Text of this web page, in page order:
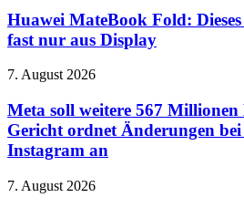
seinen
Rächer
Amerika
Fold:
Dieses
Notebook
fast
aus
Display
Huawei MateBook Fold:
fast nur aus Display
Meta
weitere
567
Millionen
Dollar
–
7. August 2026
Meta soll weitere 567
Gericht ordnet Änderungen
Instagram an
Frisch
7. August 2026